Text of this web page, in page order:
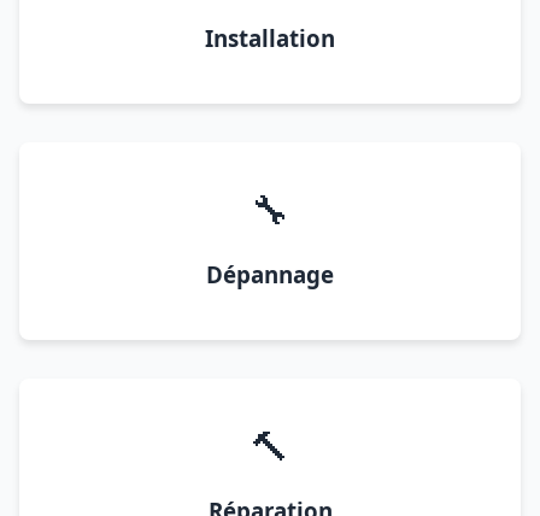
Installation
🔧
Dépannage
🔨